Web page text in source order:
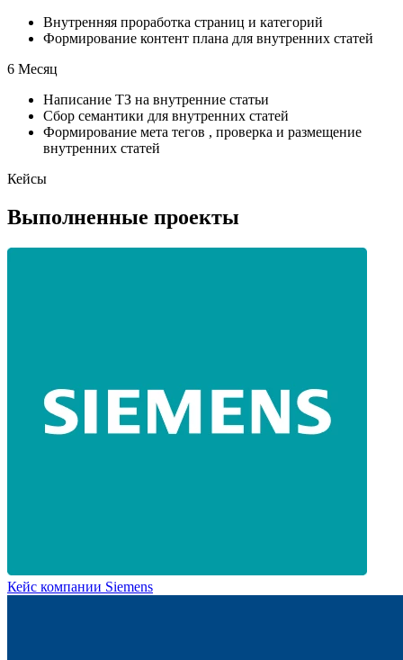
Внутренняя проработка страниц и категорий
Формирование контент плана для внутренних статей
6 Месяц
Написание ТЗ на внутренние статьи
Сбор семантики для внутренних статей
Формирование мета тегов , проверка и размещение
внутренних статей
Кейсы
Выполненные проекты
Кейс компании Siemens